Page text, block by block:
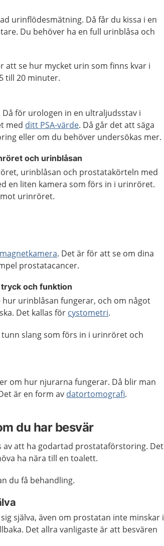
urinflödesmätning. Då får du kissa i en
Du behöver ha en full urinblåsa och
att se hur mycket urin som finns kvar i
till 20 minuter.
Då för urologen in en ultraljudsstav i
med ditt PSA-värde. Då går det att säga
eller om du behöver undersökas mer.
och urinblåsan
urinblåsan och prostatakörteln med
en liten kamera som förs in i urinröret.
urinröret.
magnetkamera. Det är för att se om dina
prostatacancer.
och funktion
urinblåsan fungerar, och om något
Det kallas för cystometri.
slang som förs in i urinröret och
om hur njurarna fungerar. Då blir man
är en form av datortomografi.
du har besvär
av att ha godartad prostataförstoring. Det
ha nära till en toalett.
du få behandling.
själva, även om prostatan inte minskar i
Det allra vanligaste är att besvären